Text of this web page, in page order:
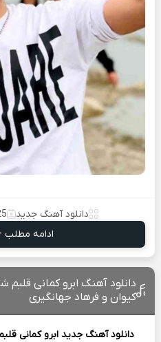
دانلود آهنگ جدید 25
ادامه مطلب
دانلود آهنگ ابرو کمانی
کیوان و فرهاد جهانگیری
دانلود آهنگ جدید ابرو کمانی